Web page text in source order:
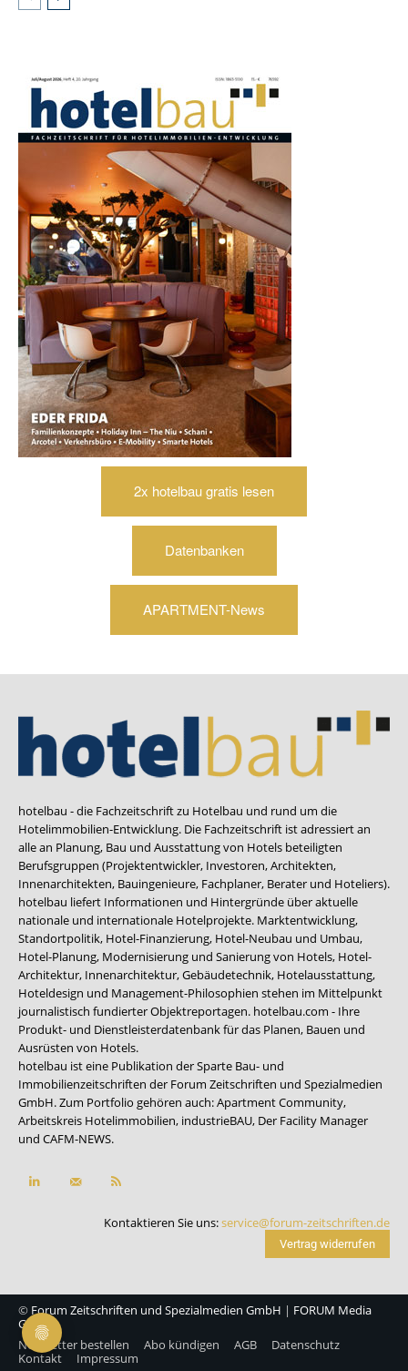
2x hotelbau gratis lesen
Datenbanken
APARTMENT-News
hotelbau - die Fachzeitschrift zu Hotelbau und rund um die
Hotelimmobilien-Entwicklung. Die Fachzeitschrift ist adressiert an
alle an Planung, Bau und Ausstattung von Hotels beteiligten
Berufsgruppen (Projektentwickler, Investoren, Architekten,
Innenarchitekten, Bauingenieure, Fachplaner, Berater und Hoteliers).
hotelbau liefert Informationen und Hintergründe über aktuelle
nationale und internationale Hotelprojekte. Marktentwicklung,
Standortpolitik, Hotel-Finanzierung, Hotel-Neubau und Umbau,
Hotel-Planung, Modernisierung und Sanierung von Hotels, Hotel-
Architektur, Innenarchitektur, Gebäudetechnik, Hotelausstattung,
Hoteldesign und Management-Philosophien stehen im Mittelpunkt
journalistisch fundierter Objektreportagen. hotelbau.com - Ihre
Produkt- und Dienstleisterdatenbank für das Planen, Bauen und
Ausrüsten von Hotels.
hotelbau ist eine Publikation der Sparte Bau- und
Immobilienzeitschriften der Forum Zeitschriften und Spezialmedien
GmbH. Zum Portfolio gehören auch:Apartment Community,
Arbeitskreis Hotelimmobilien, industrieBAU, Der Facility Manager
und CAFM-NEWS.
Kontaktieren Sie uns:service@forum-zeitschriften.de
Vertrag widerrufen
© Forum Zeitschriften und Spezialmedien GmbH | FORUM Media
Group
Newsletter bestellen
Abo kündigen AGB
Datenschutz
Kontakt
Impressum